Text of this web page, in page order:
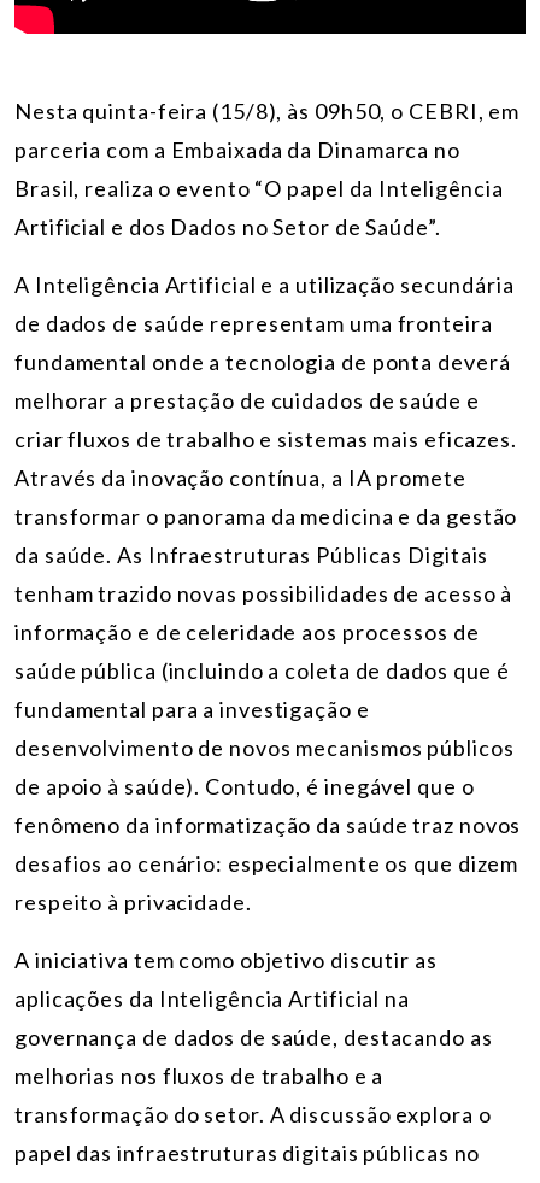
Nesta quinta-feira (15/8), às 09h50, o CEBRI, em
parceria com a Embaixada da Dinamarca no
Brasil, realiza o evento “O papel da Inteligência
Artificial e dos Dados no Setor de Saúde”.
A Inteligência Artificial e a utilização secundária
de dados de saúde representam uma fronteira
fundamental onde a tecnologia de ponta deverá
melhorar a prestação de cuidados de saúde e
criar fluxos de trabalho e sistemas mais eficazes.
Através da inovação contínua, a IA promete
transformar o panorama da medicina e da gestão
da saúde. As Infraestruturas Públicas Digitais
tenham trazido novas possibilidades de acesso à
informação e de celeridade aos processos de
saúde pública (incluindo a coleta de dados que é
fundamental para a investigação e
desenvolvimento de novos mecanismos públicos
de apoio à saúde). Contudo, é inegável que o
fenômeno da informatização da saúde traz novos
desafios ao cenário: especialmente os que dizem
respeito à privacidade.
A iniciativa tem como objetivo discutir as
aplicações da Inteligência Artificial na
governança de dados de saúde, destacando as
melhorias nos fluxos de trabalho e a
transformação do setor. A discussão explora o
papel das infraestruturas digitais públicas no